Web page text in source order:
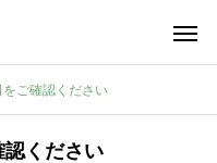
ご確認ください
ください